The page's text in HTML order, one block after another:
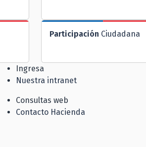
Participación Ciudadana
Ingresa
Nuestra intranet
Consultas web
Contacto Hacienda